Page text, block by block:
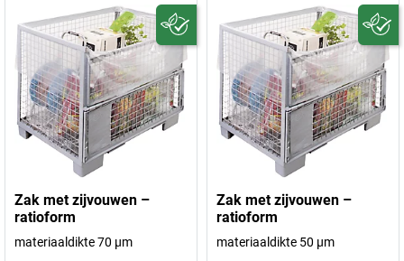
Zak met zijvouwen –
ratioform
materiaaldikte 70 µm
Zak met zijvouwen –
ratioform
materiaaldikte 50 µm